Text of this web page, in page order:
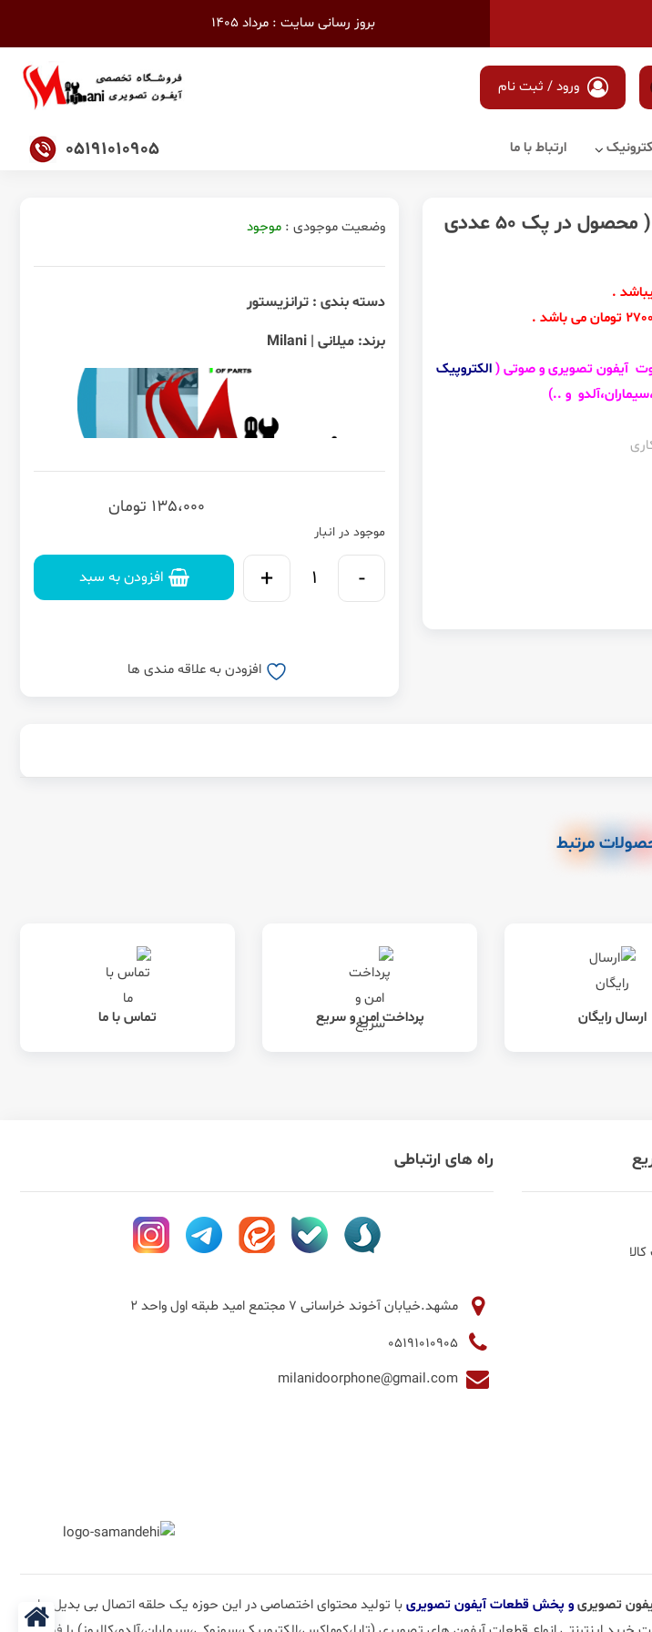
بروز رسانی سایت : مرداد 1405
ورود / ثبت نام
ارتباط با ما 05191010905
ترانزیستور Bc640 ( محصول در پک 50 عددی
آیفون تصویری و صوتی (الکتروپیک
و ..)
وضعیت موجودی : موجود
دسته بندی : ترانزیستور
برند: میلانی | Milani
135،000 تومان
موجود در انبار
افزودن به سبد
افزودن به علاقه مندی ها
مرتبط
ارسال رایگان پرداخت امن و سریع تماس با ما
راه های ارتباطی
مشهد.خیابان آخوند خراسانی 7 مجتمع امید طبقه اول واحد 2
تصویریو پخش قطعات آیفون تصویریبا تولید محتوای اختصاصی در این حوزه یک حلقه اتصال بی بدیل برای